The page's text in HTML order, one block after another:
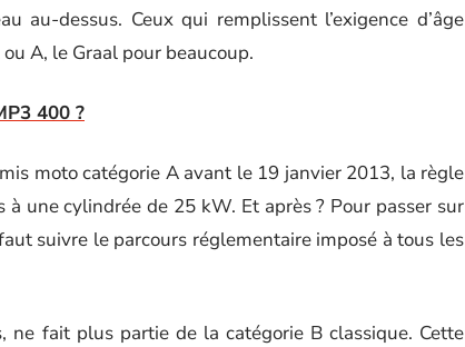
au-dessus. Ceux qui remplissent l’exigence d’âge
A, le Graal pour beaucoup.
400 ?
moto catégorie A avant le 19 janvier 2013, la règle
une cylindrée de 25 kW. Et après ? Pour passer sur
suivre le parcours réglementaire imposé à tous les
ne fait plus partie de la catégorie B classique. Cette